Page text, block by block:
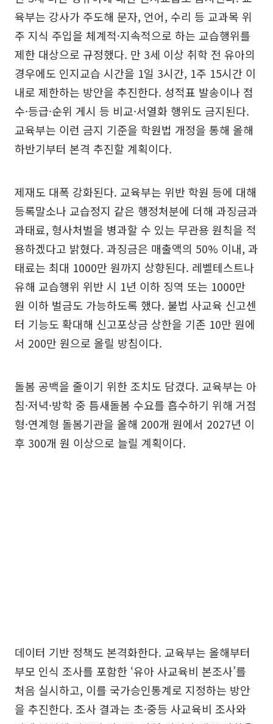
육부는 강사가 주도해 문자, 언어, 수리 등 교과목 위
주 지식 주입을 체계적·지속적으로 하는 교습행위를
제한 대상으로 규정했다. 만 3세 이상 취학 전 유아의
경우에도 인지교습 시간을 1일 3시간, 1주 15시간 이
내로 제한하는 방안을 추진한다. 성적표 발송이나 점
수·등급·순위 게시 등 비교·서열화 행위도 금지된다.
교육부는 이런 금지 기준을 학원법 개정을 통해 올해
하반기부터 본격 추진할 계획이다.
제재도 대폭 강화된다. 교육부는 위반 학원 등에 대해
등록말소나 교습정지 같은 행정처분에 더해 과징금과
과태료, 형사처벌을 병과할 수 있는 무관용 원칙을 적
용하겠다고 밝혔다. 과징금은 매출액의 50% 이내, 과
태료는 최대 1000만 원까지 상향된다. 레벨테스트나
유해 교습행위 위반 시 1년 이하 징역 또는 1000만
원 이하 벌금도 가능하도록 했다. 불법 사교육 신고센
터 기능도 확대해 신고포상금 상한을 기존 10만 원에
서 200만 원으로 올릴 방침이다.
돌봄 공백을 줄이기 위한 조치도 담겼다. 교육부는 아
침·저녁·방학 중 틈새돌봄 수요를 흡수하기 위해 거점
형·연계형 돌봄기관을 올해 200개 원에서 2027년 이
후 300개 원 이상으로 늘릴 계획이다.
데이터 기반 정책도 본격화한다. 교육부는 올해부터
부모 인식 조사를 포함한 ‘유아 사교육비 본조사’를
처음 실시하고, 이를 국가승인통계로 지정하는 방안
을 추진한다. 조사 결과는 초·중등 사교육비 조사와